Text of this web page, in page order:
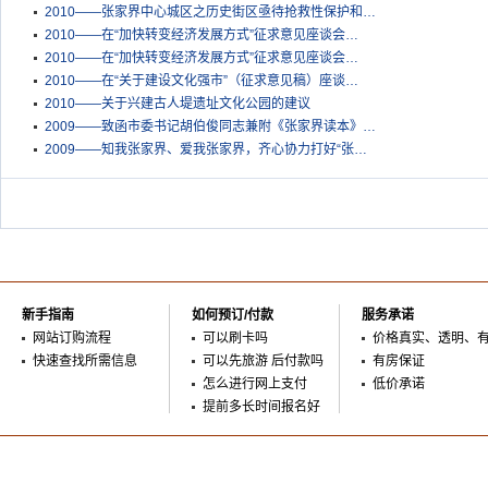
2010——张家界中心城区之历史街区亟待抢救性保护和…
2010——在“加快转变经济发展方式”征求意见座谈会…
2010——在“加快转变经济发展方式”征求意见座谈会…
2010——在“关于建设文化强市”（征求意见稿）座谈…
2010——关于兴建古人堤遗址文化公园的建议
2009——致函市委书记胡伯俊同志兼附《张家界读本》…
2009——知我张家界、爱我张家界，齐心协力打好“张…
新手指南
网站订购流程
快速查找所需信息
如何预订/付款
可以刷卡吗
可以先旅游 后付款吗
怎么进行网上支付
提前多长时间报名好
服务承诺
价格真实、透明、
有房保证
低价承诺